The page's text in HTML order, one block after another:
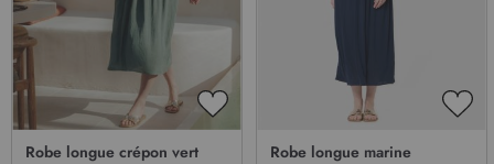
AJOUTER
Robe longue crépon vert Robe longue marine